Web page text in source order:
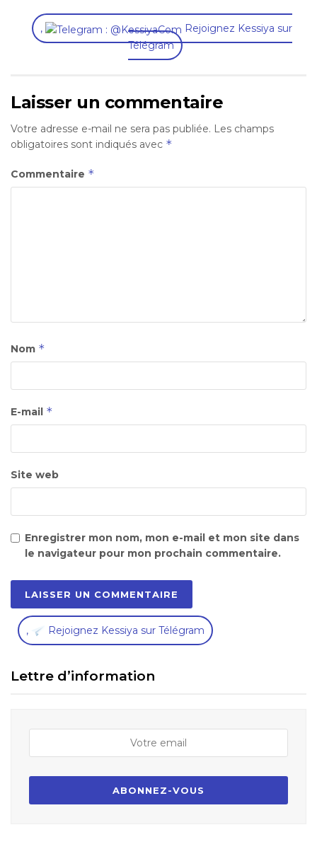
,
Rejoignez Kessiya sur
Télégram
Laisser un commentaire
Votre adresse e-mail ne sera pas publiée. Les champs
obligatoires sont indiqués avec *
Commentaire *
Nom *
E-mail *
Site web
Enregistrer mon nom, mon e-mail et mon site dans
le navigateur pour mon prochain commentaire.
, Rejoignez Kessiya sur Télégram
Lettre d’information